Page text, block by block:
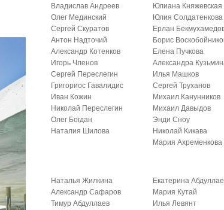
Владислав Андреев
Олег Мединский
Сергей Скуратов
Антон Надточий
Александр Котенков
Игорь Членов
Сергей Переслегин
Григориос Гавалидис
Иван Кожин
Николай Переслегин
Олег Богдан
Наталия Шилова
Юлиана Княжевская
Юлия Солдатенкова
Ерлан
Борис
Елена Пучкова
Александра
Илья Машков
Сергей Труханов
Михаил Канунников
Михаил Давыдов
Энди Сноу
Николай Кикава
Мария Ахременкова
Наталья Жилкина
Александр Сафаров
Тимур Абдуллаев
Екатерина
Мария Кутай
Илья Левянт